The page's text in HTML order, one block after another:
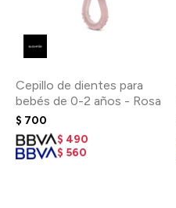
Cepillo de dientes para
bebés de 0-2 años - Rosa
$ 700
$ 490
$ 560